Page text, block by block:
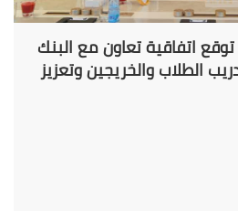
اتفاقية تعاون مع البنك
الطلاب والخريجين وتعزيز